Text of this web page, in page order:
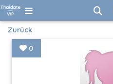
Zurück
0